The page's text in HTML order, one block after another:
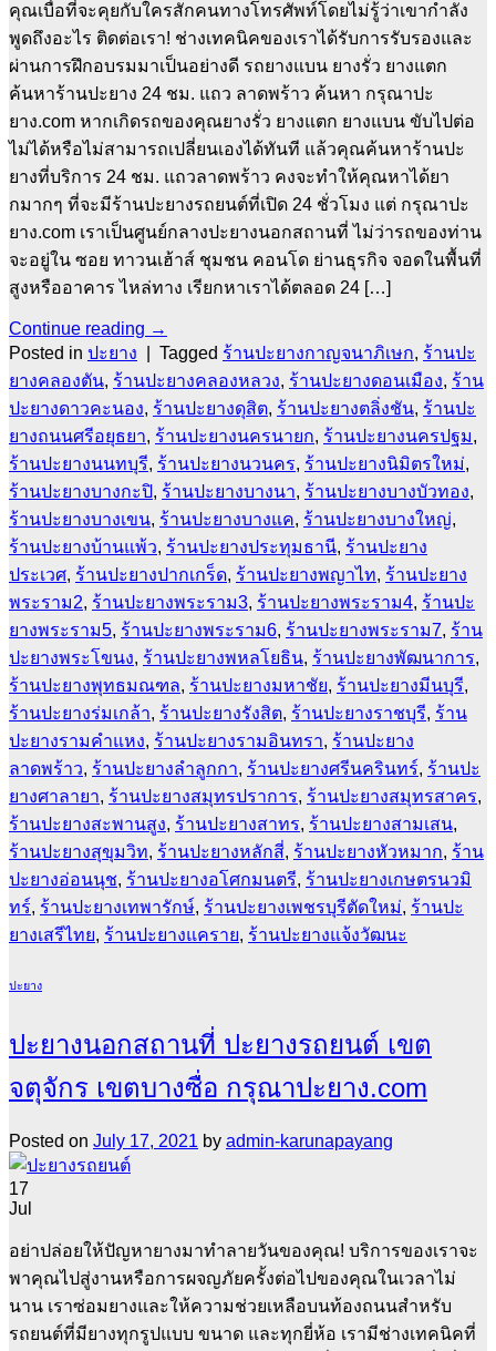
คุณเบื่อที่จะคุยกับใครสักคนทางโทรศัพท์โดยไม่รู้ว่าเขากำลัง
พูดถึงอะไร ติดต่อเรา! ช่างเทคนิคของเราได้รับการรับรองและ
ผ่านการฝึกอบรมมาเป็นอย่างดี รถยางแบน ยางรั่ว ยางแตก
ค้นหาร้านปะยาง 24 ชม. แถว ลาดพร้าว ค้นหา กรุณาปะ
ยาง.com หากเกิดรถของคุณยางรั่ว ยางแตก ยางแบน ขับไปต่อ
ไม่ได้หรือไม่สามารถเปลี่ยนเองได้ทันที แล้วคุณค้นหาร้านปะ
ยางที่บริการ 24 ชม. แถวลาดพร้าว คงจะทำให้คุณหาได้ยา
กมากๆ ที่จะมีร้านปะยางรถยนต์ที่เปิด 24 ชั่วโมง แต่ กรุณาปะ
ยาง.com เราเป็นศูนย์กลางปะยางนอกสถานที่ ไม่ว่ารถของท่าน
จะอยู่ใน ซอย ทาวนเฮ้าส์ ชุมชน คอนโด ย่านธุรกิจ จอดในพื้นที่
สูงหรืออาคาร ไหล่ทาง เรียกหาเราได้ตลอด 24 […]
Continue reading →
Posted in ปะยาง Tagged ร้านปะยางกาญจนาภิเษก, ร้านปะ
ยางคลองตัน, ร้านปะยางคลองหลวง, ร้านปะยางดอนเมือง, ร้าน
ปะยางดาวคะนอง, ร้านปะยางดุสิต, ร้านปะยางตลิ่งชัน, ร้านปะ
ยางถนนศรีอยุธยา, ร้านปะยางนครนายก, ร้านปะยางนครปฐม,
ร้านปะยางนนทบุรี, ร้านปะยางนวนคร, ร้านปะยางนิมิตรใหม่,
ร้านปะยางบางกะปิ, ร้านปะยางบางนา, ร้านปะยางบางบัวทอง,
ร้านปะยางบางเขน, ร้านปะยางบางแค, ร้านปะยางบางใหญ่,
ร้านปะยางบ้านแพ้ว, ร้านปะยางประทุมธานี, ร้านปะยาง
ประเวศ, ร้านปะยางปากเกร็ด, ร้านปะยางพญาไท, ร้านปะยาง
พระราม2, ร้านปะยางพระราม3, ร้านปะยางพระราม4, ร้านปะ
ยางพระราม5, ร้านปะยางพระราม6, ร้านปะยางพระราม7, ร้าน
ปะยางพระโขนง, ร้านปะยางพหลโยธิน, ร้านปะยางพัฒนาการ,
ร้านปะยางพุทธมณฑล, ร้านปะยางมหาชัย, ร้านปะยางมีนบุรี,
ร้านปะยางร่มเกล้า, ร้านปะยางรังสิต, ร้านปะยางราชบุรี, ร้าน
ปะยางรามคำแหง, ร้านปะยางรามอินทรา, ร้านปะยาง
ลาดพร้าว, ร้านปะยางลำลูกกา, ร้านปะยางศรีนครินทร์, ร้านปะ
ยางศาลายา, ร้านปะยางสมุทรปราการ, ร้านปะยางสมุทรสาคร,
ร้านปะยางสะพานสูง, ร้านปะยางสาทร, ร้านปะยางสามเสน,
ร้านปะยางสุขุมวิท, ร้านปะยางหลักสี่, ร้านปะยางหัวหมาก, ร้าน
ปะยางอ่อนนุช, ร้านปะยางอโศกมนตรี, ร้านปะยางเกษตรนวมิ
ทร์, ร้านปะยางเทพารักษ์, ร้านปะยางเพชรบุรีตัดใหม่, ร้านปะ
ยางเสรีไทย, ร้านปะยางแคราย, ร้านปะยางแจ้งวัฒนะ
ปะยาง
ปะยางนอกสถานที่ ปะยางรถยนต์ เขต
จตุจักร เขตบางซื่อ กรุณาปะยาง.com
Posted on July 17, 2021 by admin-karunapayang
17
Jul
อย่าปล่อยให้ปัญหายางมาทำลายวันของคุณ! บริการของเราจะ
พาคุณไปสู่งานหรือการผจญภัยครั้งต่อไปของคุณในเวลาไม่
นาน เราซ่อมยางและให้ความช่วยเหลือบนท้องถนนสำหรับ
รถยนต์ที่มียางทุกรูปแบบ ขนาด และทุกยี่ห้อ เรามีช่างเทคนิคที่